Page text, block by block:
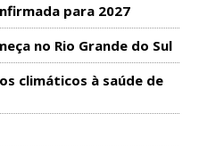
para 2027
no Rio Grande do Sul
climáticos à saúde de